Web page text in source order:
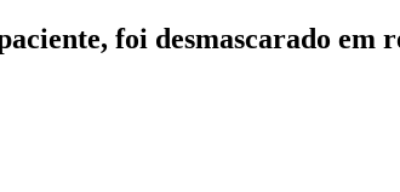
foi desmascarado em